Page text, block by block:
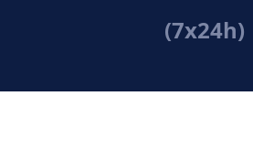
(7x24h)